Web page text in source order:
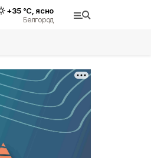
+35°С, ясно
Белгород